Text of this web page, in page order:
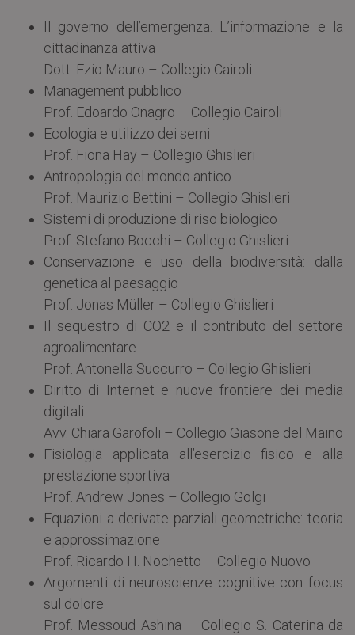
Il governo dell’emergenza. L’informazione e la
cittadinanza attiva
Dott. Ezio Mauro – Collegio Cairoli
Management pubblico
Prof. Edoardo Onagro – Collegio Cairoli
Ecologia e utilizzo dei semi
Prof. Fiona Hay – Collegio Ghislieri
Antropologia del mondo antico
Prof. Maurizio Bettini – Collegio Ghislieri
Sistemi di produzione di riso biologico
Prof. Stefano Bocchi – Collegio Ghislieri
Conservazione e uso della biodiversità: dalla
genetica al paesaggio
Prof. Jonas Müller – Collegio Ghislieri
Il sequestro di CO2 e il contributo del settore
agroalimentare
Prof. Antonella Succurro – Collegio Ghislieri
Diritto di Internet e nuove frontiere dei media
digitali
Avv. Chiara Garofoli – Collegio Giasone del Maino
Fisiologia applicata all’esercizio fisico e alla
prestazione sportiva
Prof. Andrew Jones – Collegio Golgi
Equazioni a derivate parziali geometriche: teoria
e approssimazione
Prof. Ricardo H. Nochetto – Collegio Nuovo
Argomenti di neuroscienze cognitive con focus
sul dolore
Prof. Messoud Ashina – Collegio S. Caterina da